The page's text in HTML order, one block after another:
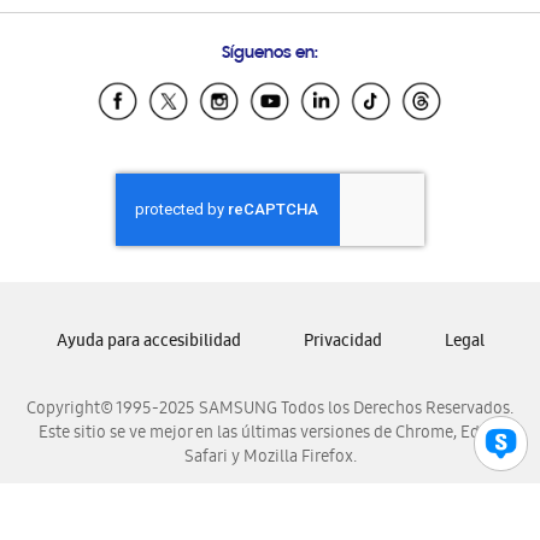
Samsung Ecuador
Samsung El Salvador
Samsung Honduras
Samsung Nicaragua
Samsung Panamá
Samsung Venezuela
Síguenos en:
Copyright© 1995-2025 SAMSUNG Todos los Derechos Reservados.
Este sitio se ve mejor en las últimas versiones de Chrome, Edge,
Safari y Mozilla Firefox.
Ayuda para accesibilidad Privacidad Legal